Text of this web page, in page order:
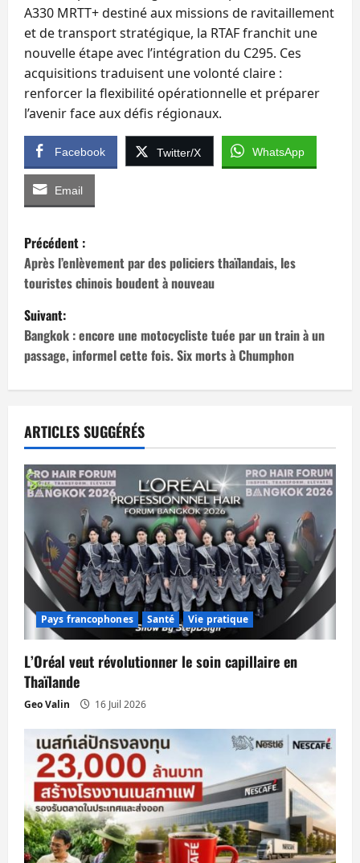
A330 MRTT+ destiné aux missions de ravitaillement
et de transport stratégique, la RTAF franchit une
nouvelle étape avec l’intégration du C295. Ces
acquisitions traduisent une volonté claire :
renforcer la flexibilité opérationnelle et préparer
l’avenir face aux défis régionaux.
Facebook Twitter/X WhatsApp
Email
N
a
v
i
g
t
i
o
n
d
’
a
r
t
c
l
e
Précédent :
Après l’enlèvement par des policiers thaïlandais, les
touristes chinois boudent à nouveau
Suivant:
Bangkok : encore une motocycliste tuée par un train à un
passage, informel cette fois. Six morts à Chumphon
ARTICLES SUGGÉRÉS
Pays francophones Santé Vie pratique
L’Oréal veut révolutionner le soin capillaire en
Thaïlande
Geo Valin 16 Juil 2026